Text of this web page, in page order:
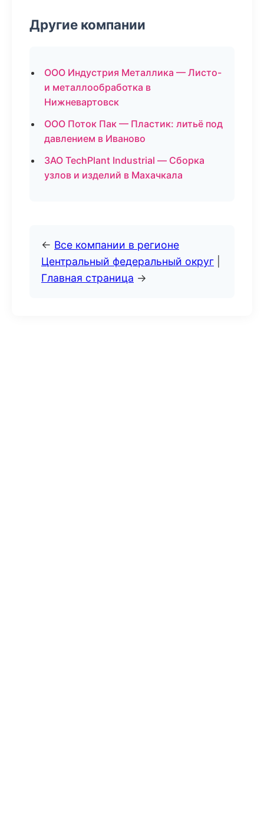
Другие компании
ООО Индустрия Металлика — Листо-
и металлообработка в
Нижневартовск
ООО Поток Пак — Пластик: литьё под
давлением в Иваново
ЗАО TechPlant Industrial — Сборка
узлов и изделий в Махачкала
← Все компании в регионе
Центральный федеральный округ
Главная страница →